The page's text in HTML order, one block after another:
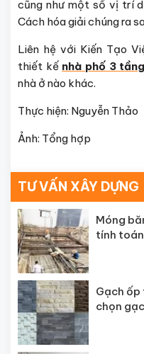
cũng như một số vị trí
Cách hóa giải chúng ra
Liên hệ với Kiến Tạo
thiết kế nhà phố 3 tầng
nhà ở nào khác.
Thực hiện: Nguyễn Thảo
Ảnh: Tổng hợp
TƯ VẤN XÂY DỰNG
Móng
tính
Gạch ốp
chọn